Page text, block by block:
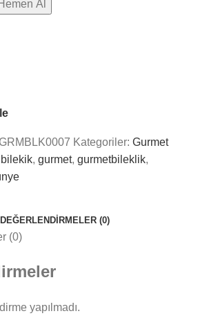
Hemen Al
Kategoriler: Gurmet
bilekik, gurmet, gurmetbileklik,
DEĞERLENDIRMELER (0)
(0)
yapılmadı.